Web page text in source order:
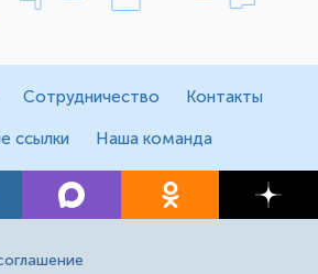
Сотрудничество Контакты
ссылки Наша команда